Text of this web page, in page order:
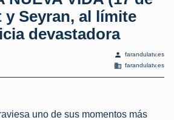
y Seyran, al límite
devastadora
person farandulatv.es
domain farandulatv.es
uno de sus momentos más